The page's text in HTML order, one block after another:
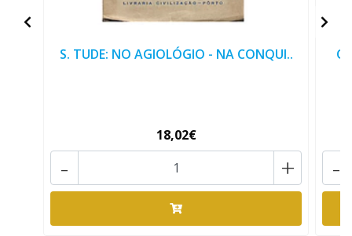
S. TUDE: NO AGIOLÓGIO - NA CONQUI..
18,02€
+
-
O
-